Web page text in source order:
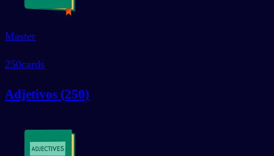
Master
250cards
Adjetivos (250)